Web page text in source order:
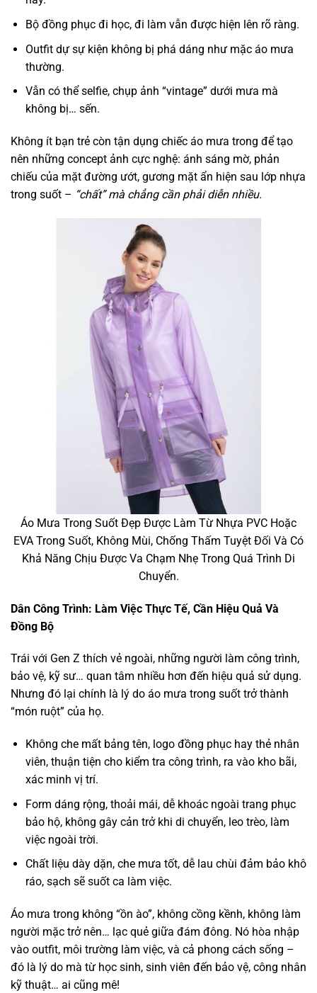
Bộ đồng phục đi học, đi làm vẫn được hiện lên rõ ràng.
Outfit dự sự kiện không bị phá dáng như mặc áo mưa
thường.
Vẫn có thể selfie, chụp ảnh “vintage” dưới mưa mà
không bị… sến.
Không ít bạn trẻ còn tận dụng chiếc áo mưa trong để tạo
nên những concept ảnh cực nghệ: ánh sáng mờ, phản
chiếu của mặt đường ướt, gương mặt ẩn hiện sau lớp nhựa
trong suốt – “chất” mà chẳng cần phải diễn nhiều.
Áo Mưa Trong Suốt Đẹp Được Làm Từ Nhựa PVC Hoặc
EVA Trong Suốt, Không Mùi, Chống Thấm Tuyệt Đối Và Có
Khả Năng Chịu Được Va Chạm Nhẹ Trong Quá Trình Di
Chuyển.
Dân Công Trình: Làm Việc Thực Tế, Cần Hiệu Quả Và
Đồng Bộ
Trái với Gen Z thích vẻ ngoài, những người làm công trình,
bảo vệ, kỹ sư… quan tâm nhiều hơn đến hiệu quả sử dụng.
Nhưng đó lại chính là lý do áo mưa trong suốt trở thành
“món ruột” của họ.
Không che mất bảng tên, logo đồng phục hay thẻ nhân
viên, thuận tiện cho kiểm tra công trình, ra vào kho bãi,
xác minh vị trí.
Form dáng rộng, thoải mái, dễ khoác ngoài trang phục
bảo hộ, không gây cản trở khi di chuyển, leo trèo, làm
việc ngoài trời.
Chất liệu dày dặn, che mưa tốt, dễ lau chùi đảm bảo khô
ráo, sạch sẽ suốt ca làm việc.
Áo mưa trong không “ồn ào”, không cồng kềnh, không làm
người mặc trở nên… lạc quẻ giữa đám đông. Nó hòa nhập
vào outfit, môi trường làm việc, và cả phong cách sống –
đó là lý do mà từ học sinh, sinh viên đến bảo vệ, công nhân
kỹ thuật… ai cũng mê!